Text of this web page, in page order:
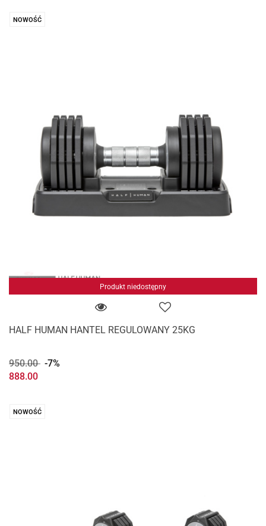
NOWOŚĆ
Produkt niedostępny
HALF HUMAN HANTEL REGULOWANY 25KG
950.00 -7%
888.00
NOWOŚĆ